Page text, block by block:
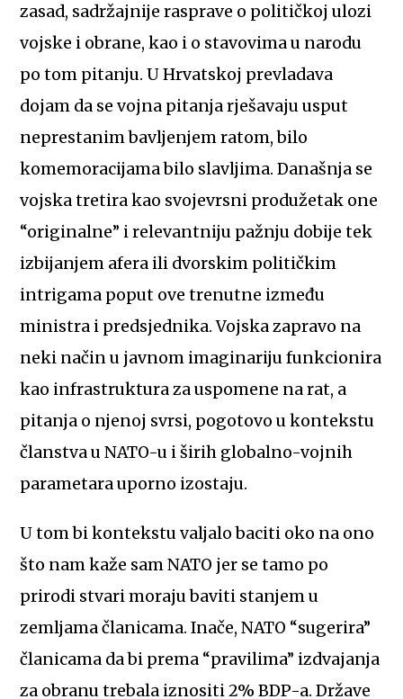
zasad, sadržajnije rasprave o političkoj ulozi
vojske i obrane, kao i o stavovima u narodu
po tom pitanju. U Hrvatskoj prevladava
dojam da se vojna pitanja rješavaju usput
neprestanim bavljenjem ratom, bilo
komemoracijama bilo slavljima. Današnja se
vojska tretira kao svojevrsni produžetak one
“originalne” i relevantniju pažnju dobije tek
izbijanjem afera ili dvorskim političkim
intrigama poput ove trenutne između
ministra i predsjednika. Vojska zapravo na
neki način u javnom imaginariju funkcionira
kao infrastruktura za uspomene na rat, a
pitanja o njenoj svrsi, pogotovo u kontekstu
članstva u NATO-u i širih globalno-vojnih
parametara uporno izostaju.
U tom bi kontekstu valjalo baciti oko na ono
što nam kaže sam NATO jer se tamo po
prirodi stvari moraju baviti stanjem u
zemljama članicama. Inače, NATO “sugerira”
članicama da bi prema “pravilima” izdvajanja
za obranu trebala iznositi 2% BDP-a. Države